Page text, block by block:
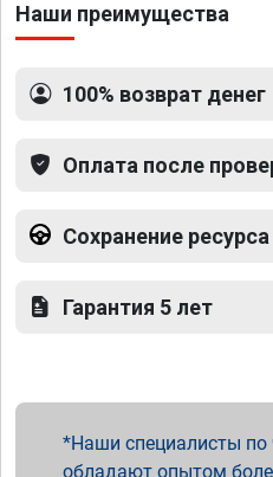
Наши преимущества
100% возврат денег
Оплата после
Сохранение ресурса
Гарантия 5 лет
Наши специалисты по
обладают опытом